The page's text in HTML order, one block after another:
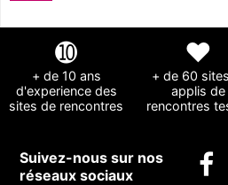
➓
+ de 10 ans
d'experience des
sites de rencontres
❤
+ de 60
applis de
rencontres
Suivez-nous sur nos
réseaux sociaux